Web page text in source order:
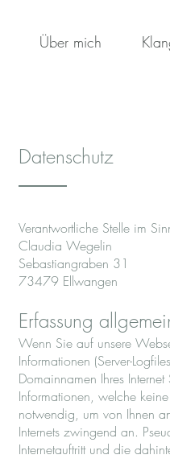
Über mich
Datenschutz
Verantwortliche Stelle im
Claudia Wegelin
Sebastiangraben 31
73479 Ellwangen
Erfassung
Wenn Sie auf unsere
Informationen (Server-
Domainnamen Ihres
Informationen, welche
notwendig, um von Ihnen
Internets zwingend an.
Internetauftritt und die